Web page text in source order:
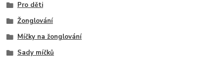
Pro děti
Žonglování
Míčky na žonglování
Sady míčků